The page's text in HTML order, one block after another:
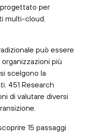
per
multi-cloud.
può essere
più
scelgono la
451 Research
di valutare diversi
15 passaggi